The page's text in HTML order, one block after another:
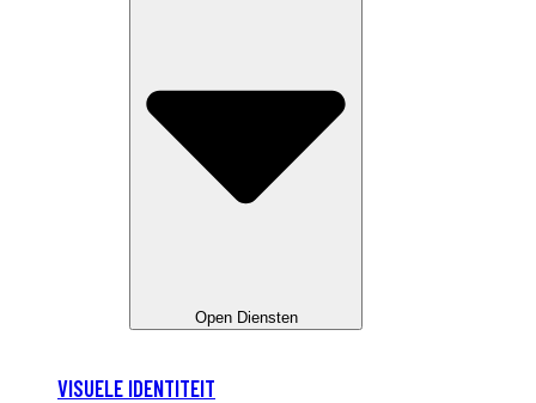
Open Diensten
VISUELE IDENTITEIT